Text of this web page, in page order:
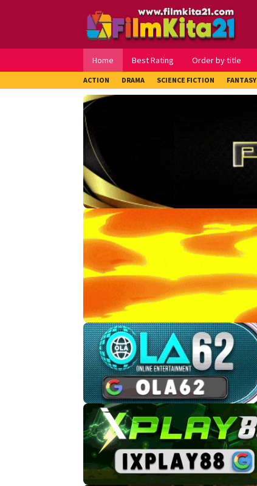
Home Best Rating Order by title
ACTION DRAMA SCIENCE FICTION FANTASY